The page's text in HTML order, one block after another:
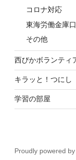
コロナ対応
東海労働金庫
その他
西ぴかボランティ
キラッと！つにし
学習の部屋
Proudly powered